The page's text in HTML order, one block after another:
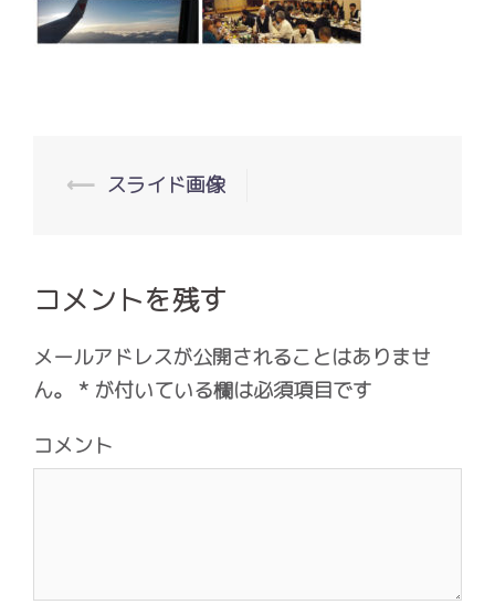
投
ビ
ゲ
ー
シ
ン
⟵ スライド画像
コメントを残す
メールアドレスが公開されることはありませ
ん。 * が付いている欄は必須項目です
コメント